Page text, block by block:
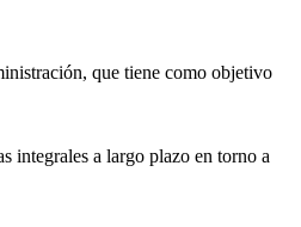
que tiene como objetivo
integrales a largo plazo en torno a